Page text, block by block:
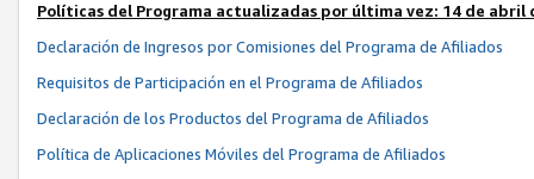
Políticas del Programa actualizadas por última vez: 14 de abril
Declaración de Ingresos por Comisiones del Programa de Afiliados
Requisitos de Participación en el Programa de Afiliados
Declaración de los Productos del Programa de Afiliados
Política de Aplicaciones Móviles del Programa de Afiliados